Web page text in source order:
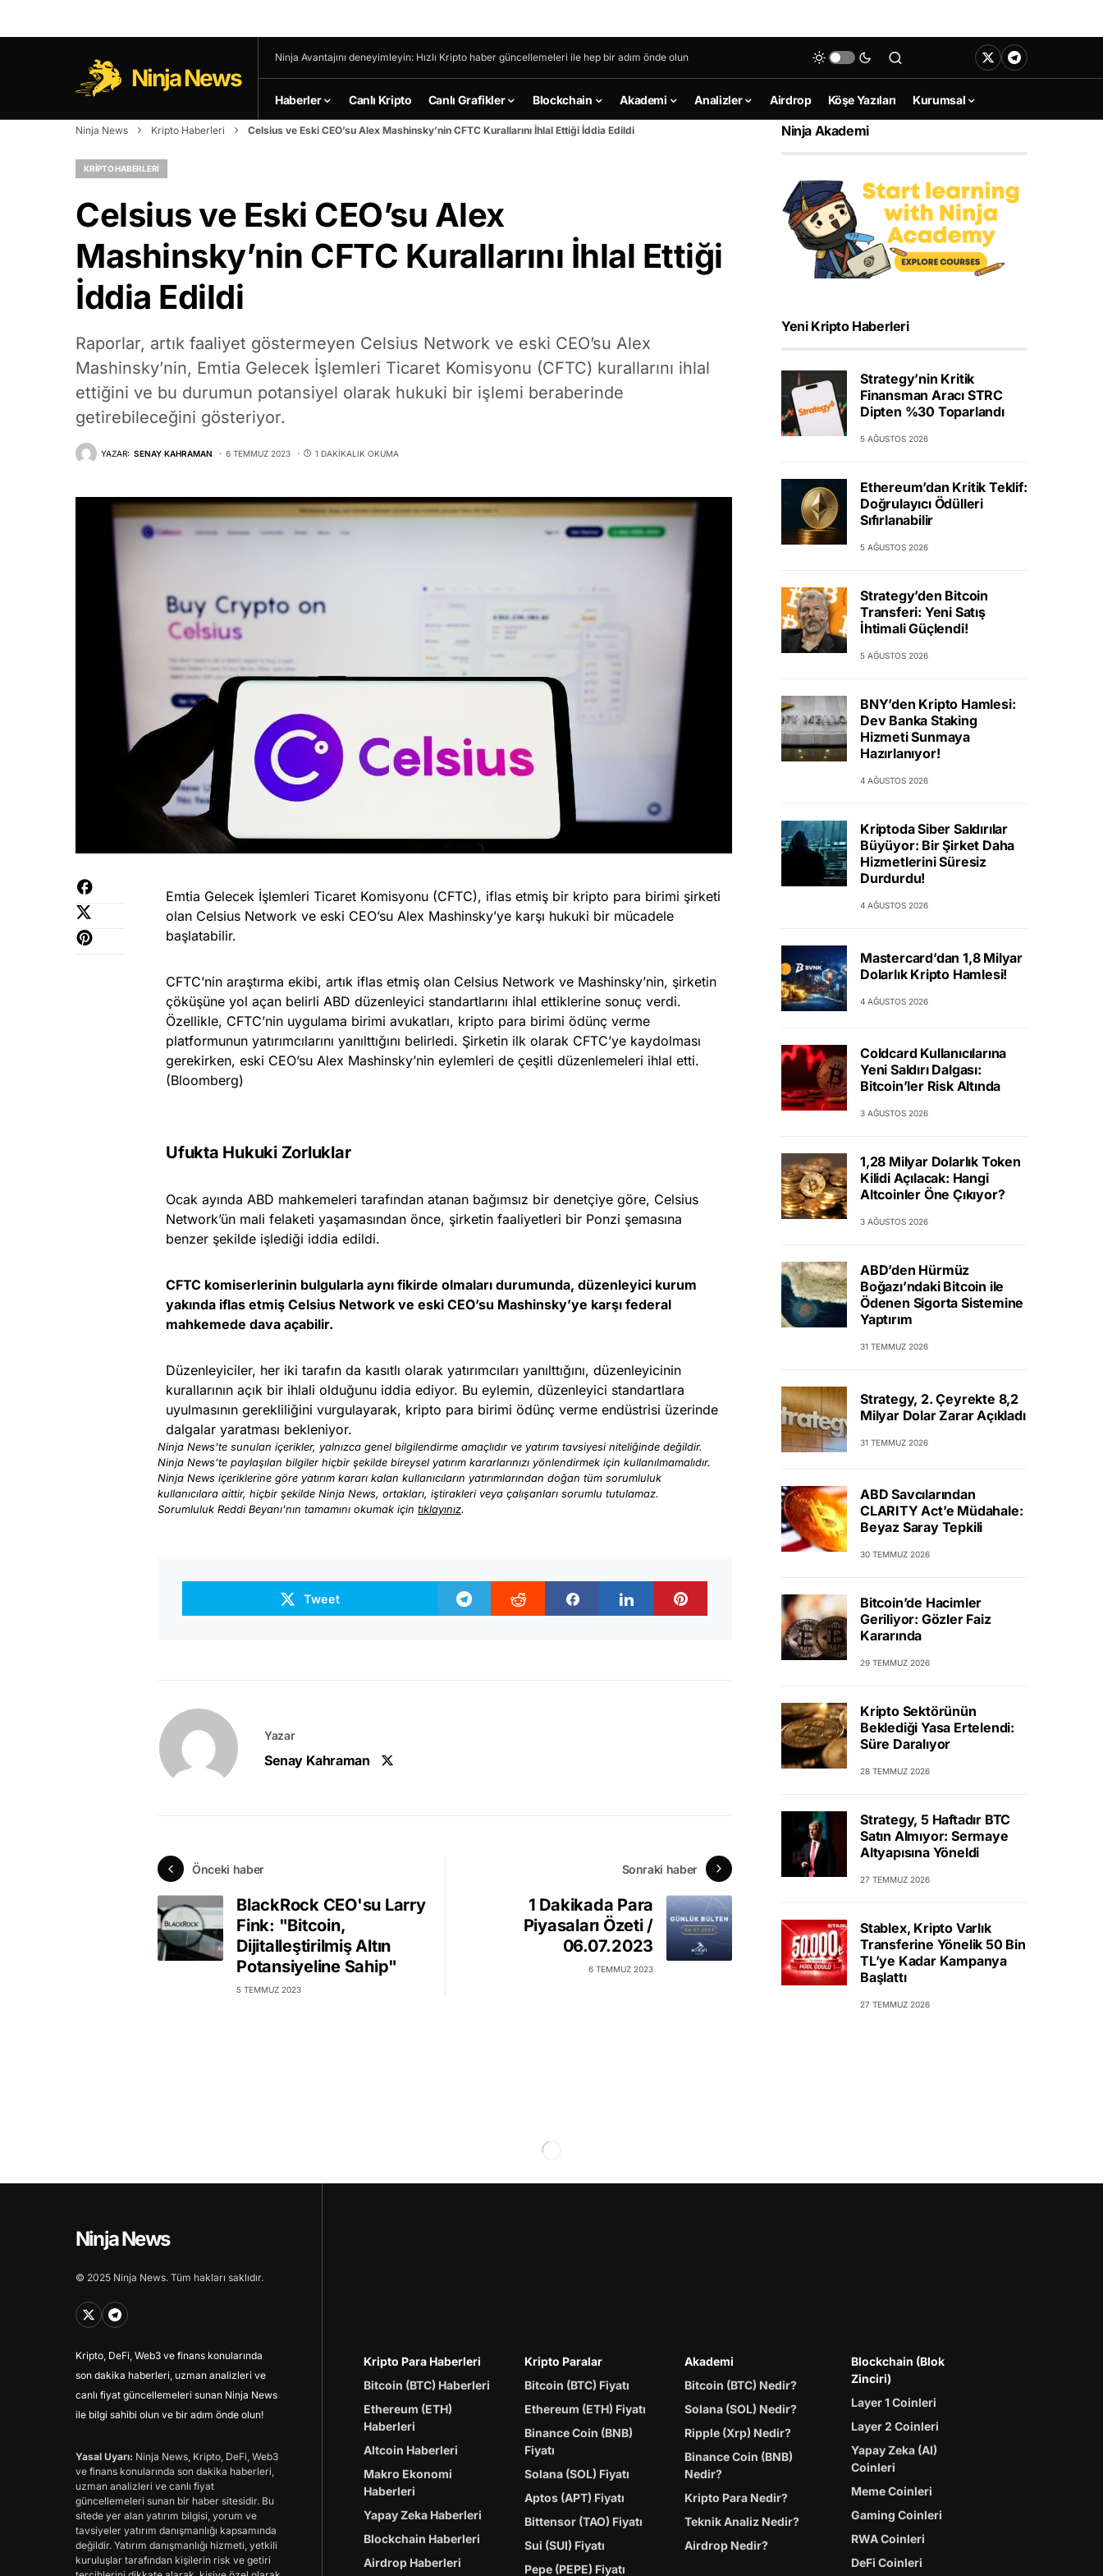
Ninja News
Ninja Avantajını deneyimleyin: Hızlı Kripto haber güncellemeleri ile hep bir adım önde olun
Haberler Canlı Kripto Canlı Grafikler Blockchain Akademi Analizler Airdrop Köşe Yazıları Kurumsal
Ninja News Kripto Haberleri Celsius ve Eski CEO’su Alex Mashinsky’nin CFTC Kurallarını İhlal Ettiği İddia Edildi
KRIPTO HABERLERI
Celsius ve Eski CEO’su Alex
Mashinsky’nin CFTC Kurallarını İhlal Ettiği
İddia Edildi
Raporlar, artık faaliyet göstermeyen Celsius Network ve eski CEO’su Alex
Mashinsky’nin, Emtia Gelecek İşlemleri Ticaret Komisyonu (CFTC) kurallarını ihlal
ettiğini ve bu durumun potansiyel olarak hukuki bir işlemi beraberinde
getirebileceğini gösteriyor.
YAZAR: SENAY KAHRAMAN 6 TEMMUZ 2023 1 DAKIKALIK OKUMA
Emtia Gelecek İşlemleri Ticaret Komisyonu (CFTC), iflas etmiş bir kripto para birimi şirketi
olan Celsius Network ve eski CEO’su Alex Mashinsky’ye karşı hukuki bir mücadele
başlatabilir.
CFTC’nin araştırma ekibi, artık iflas etmiş olan Celsius Network ve Mashinsky’nin, şirketin
çöküşüne yol açan belirli ABD düzenleyici standartlarını ihlal ettiklerine sonuç verdi.
Özellikle, CFTC’nin uygulama birimi avukatları, kripto para birimi ödünç verme
platformunun yatırımcılarını yanılttığını belirledi. Şirketin ilk olarak CFTC’ye kaydolması
gerekirken, eski CEO’su Alex Mashinsky’nin eylemleri de çeşitli düzenlemeleri ihlal etti.
(Bloomberg)
Ufukta Hukuki Zorluklar
Ocak ayında ABD mahkemeleri tarafından atanan bağımsız bir denetçiye göre, Celsius
Network’ün mali felaketi yaşamasından önce, şirketin faaliyetleri bir Ponzi şemasına
benzer şekilde işlediği iddia edildi.
CFTC komiserlerinin bulgularla aynı fikirde olmaları durumunda, düzenleyici kurum
yakında iflas etmiş Celsius Network ve eski CEO’su Mashinsky’ye karşı federal
mahkemede dava açabilir.
Düzenleyiciler, her iki tarafın da kasıtlı olarak yatırımcıları yanılttığını, düzenleyicinin
kurallarının açık bir ihlali olduğunu iddia ediyor. Bu eylemin, düzenleyici standartlara
uyulmasının gerekliliğini vurgulayarak, kripto para birimi ödünç verme endüstrisi üzerinde
dalgalar yaratması bekleniyor.
Ninja News’te sunulan içerikler, yalnızca genel bilgilendirme amaçlıdır ve yatırım tavsiyesi niteliğinde değildir.
Ninja News’te paylaşılan bilgiler hiçbir şekilde bireysel yatırım kararlarınızı yönlendirmek için kullanılmamalıdır.
Ninja News içeriklerine göre yatırım kararı kalan kullanıcıların yatırımlarından doğan tüm sorumluluk
kullanıcılara aittir, hiçbir şekilde Ninja News, ortakları, iştirakleri veya çalışanları sorumlu tutulamaz.
Sorumluluk Reddi Beyanı’nın tamamını okumak için tıklayınız.
Tweet
Yazar
Senay Kahraman
Önceki haber
BlackRock CEO'su Larry
Fink: "Bitcoin,
Dijitalleştirilmiş Altın
Potansiyeline Sahip"
5 TEMMUZ 2023
Sonraki haber
1 Dakikada Para
Piyasaları Özeti /
06.07.2023
6 TEMMUZ 2023
Ninja Akademi
Yeni Kripto Haberleri
Strategy’nin Kritik
Finansman Aracı STRC
Dipten %30 Toparlandı
5 AĞUSTOS 2026
Ethereum’dan Kritik Teklif:
Doğrulayıcı Ödülleri
Sıfırlanabilir
5 AĞUSTOS 2026
Strategy’den Bitcoin
Transferi: Yeni Satış
İhtimali Güçlendi!
5 AĞUSTOS 2026
BNY’den Kripto Hamlesi:
Dev Banka Staking
Hizmeti Sunmaya
Hazırlanıyor!
4 AĞUSTOS 2026
Kriptoda Siber Saldırılar
Büyüyor: Bir Şirket Daha
Hizmetlerini Süresiz
Durdurdu!
4 AĞUSTOS 2026
Mastercard’dan 1,8 Milyar
Dolarlık Kripto Hamlesi!
4 AĞUSTOS 2026
Coldcard Kullanıcılarına
Yeni Saldırı Dalgası:
Bitcoin’ler Risk Altında
3 AĞUSTOS 2026
1,28 Milyar Dolarlık Token
Kilidi Açılacak: Hangi
Altcoinler Öne Çıkıyor?
3 AĞUSTOS 2026
ABD’den Hürmüz
Boğazı’ndaki Bitcoin ile
Ödenen Sigorta Sistemine
Yaptırım
31 TEMMUZ 2026
Strategy, 2. Çeyrekte 8,2
Milyar Dolar Zarar Açıkladı
31 TEMMUZ 2026
ABD Savcılarından
CLARITY Act’e Müdahale:
Beyaz Saray Tepkili
30 TEMMUZ 2026
Bitcoin’de Hacimler
Geriliyor: Gözler Faiz
Kararında
29 TEMMUZ 2026
Kripto Sektörünün
Beklediği Yasa Ertelendi:
Süre Daralıyor
28 TEMMUZ 2026
Strategy, 5 Haftadır BTC
Satın Almıyor: Sermaye
Altyapısına Yöneldi
27 TEMMUZ 2026
Stablex, Kripto Varlık
Transferine Yönelik 50 Bin
TL’ye Kadar Kampanya
Başlattı
27 TEMMUZ 2026
Ninja News
© 2025 Ninja News. Tüm hakları saklıdır.
Kripto, DeFi, Web3 ve finans konularında
son dakika haberleri, uzman analizleri ve
canlı fiyat güncellemeleri sunan Ninja News
ile bilgi sahibi olun ve bir adım önde olun!
Yasal Uyarı: Ninja News, Kripto, DeFi, Web3
ve finans konularında son dakika haberleri,
uzman analizleri ve canlı fiyat
güncellemeleri sunan bir haber sitesidir. Bu
sitede yer alan yatırım bilgisi, yorum ve
tavsiyeler yatırım danışmanlığı kapsamında
değildir. Yatırım danışmanlığı hizmeti, yetkili
kuruluşlar tarafından kişilerin risk ve getiri
Kripto Para Haberleri
Bitcoin (BTC) Haberleri
Ethereum (ETH)
Haberleri
Altcoin Haberleri
Makro Ekonomi
Haberleri
Yapay Zeka Haberleri
Blockchain Haberleri
Airdrop Haberleri
Kripto Paralar
Bitcoin (BTC) Fiyatı
Ethereum (ETH) Fiyatı
Binance Coin (BNB)
Fiyatı
Solana (SOL) Fiyatı
Aptos (APT) Fiyatı
Bittensor (TAO) Fiyatı
Sui (SUI) Fiyatı
Pepe (PEPE) Fiyatı
Akademi
Bitcoin (BTC) Nedir?
Solana (SOL) Nedir?
Ripple (Xrp) Nedir?
Binance Coin (BNB)
Nedir?
Kripto Para Nedir?
Teknik Analiz Nedir?
Airdrop Nedir?
Blockchain (Blok
Zinciri)
Layer 1 Coinleri
Layer 2 Coinleri
Yapay Zeka (AI)
Coinleri
Meme Coinleri
Gaming Coinleri
RWA Coinleri
DeFi Coinleri